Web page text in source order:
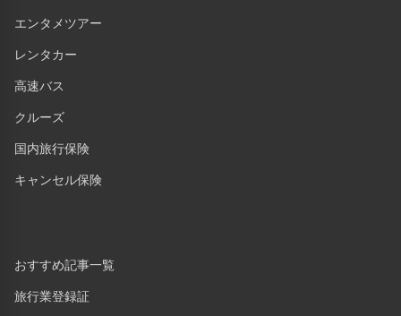
エンタメツアー
レンタカー
高速バス
クルーズ
国内旅行保険
キャンセル保険
おすすめ記事一覧
旅行業登録証